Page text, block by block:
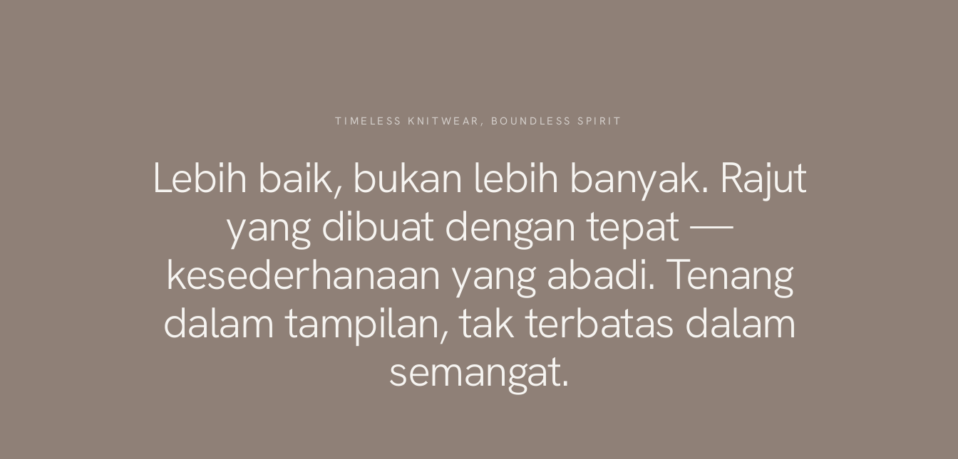
TIMELESS KNITWEAR, BOUNDLESS SPIRIT
Lebih baik, bukan lebih banyak. Rajut
yang dibuat dengan tepat —
kesederhanaan yang abadi. Tenang
dalam tampilan, tak terbatas dalam
semangat.